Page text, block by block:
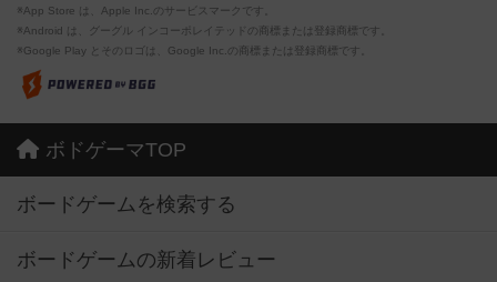
※App Store は、Apple Inc.のサービスマークです。
※Android は、グーグル インコーポレイテッドの商標または登録商標です。
※Google Play とそのロゴは、Google Inc.の商標または登録商標です。
ボドゲーマTOP
ボードゲームを検索する
ボードゲームの新着レビュー